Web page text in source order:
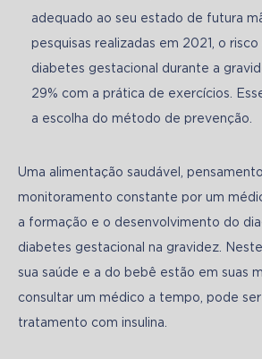
adequado ao seu estado de futura
pesquisas realizadas em 2021, o
diabetes gestacional durante a
29% com a prática de exercícios.
a escolha do método de prevenção.
Uma alimentação saudável,
monitoramento constante por um
a formação e o desenvolvimento do
diabetes gestacional na gravidez.
sua saúde e a do bebê estão em suas
consultar um médico a tempo, pode
tratamento com insulina.